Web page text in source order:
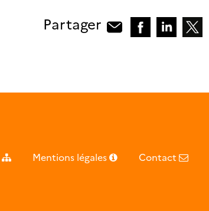
Partager
Mentions légales Contact